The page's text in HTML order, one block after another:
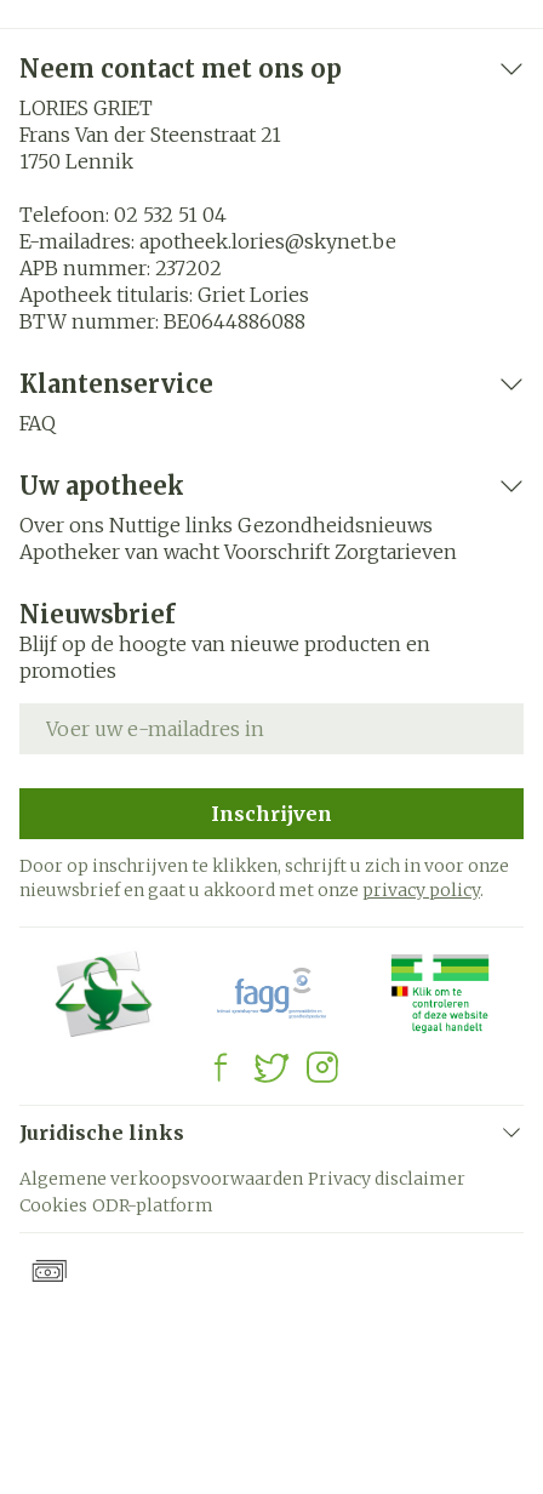
Neem contact met ons op
LORIES GRIET
Frans Van der Steenstraat 21
1750 Lennik
Telefoon: 02 532 51 04
E-mailadres: apotheek.lories@skynet.be
APB nummer: 237202
Apotheek titularis: Griet Lories
BTW nummer: BE0644886088
Klantenservice
FAQ
Uw apotheek
Over ons Nuttige links Gezondheidsnieuws
Apotheker van wacht Voorschrift Zorgtarieven
Nieuwsbrief
Blijf op de hoogte van nieuwe producten en
promoties
Inschrijven
Door op inschrijven te klikken, schrijft u zich in voor onze
nieuwsbrief en gaat u akkoord met onze privacy policy.
Juridische links
Algemene verkoopsvoorwaarden Privacy disclaimer
Cookies ODR-platform